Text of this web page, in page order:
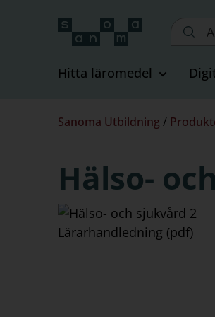
Sök
Hitta läromedel
Du
Sanoma Utbildning /
Hälso-